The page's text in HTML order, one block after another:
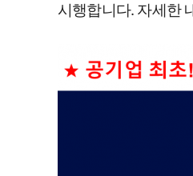
시행합니다. 자세한